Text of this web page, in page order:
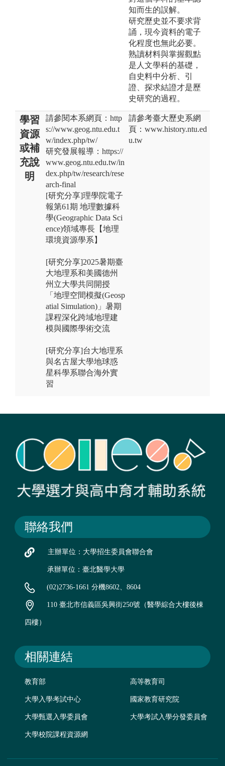
知而生的誤解。
研究歷史並不要求背
誦，現今資料的電子
化程度也無此必要。
熟讀材料與掌握觀點
是人文學科的基礎，
自史料中分析、引
證、探求結證才是歷
史研究的過程。
學習
資源
或補
充說
明
請參閱本系網頁：http
s://www.geog.ntu.edu.t
w/index.php/tw/
研究發展報導：https://
www.geog.ntu.edu.tw/in
dex.php/tw/research/rese
arch-final
[研究分享]理學院電子
報第61期 地理數據科
學(Geographic Data Sci
ence)領域專長【地理
環境資源學系】
[研究分享]2025暑期臺
大地理系和美國德州
州立大學共同開授
「地理空間模擬(Geosp
atial Simulation)」暑期
課程深化跨域地理建
模與國際學術交流
[研究分享]台大地理系
與名古屋大學地球惑
星科學系聯合海外實
習
請參考臺大歷史系網
頁：www.history.ntu.ed
u.tw
聯絡我們
主辦單位：大學招生委員會聯合會
承辦單位：臺北醫學大學
(02)2736-1661 分機8602、8604
110 臺北市信義區吳興街250號（醫學綜合大樓後棟
四樓）
相關連結
教育部 高等教育司
大學入學考試中心 國家教育研究院
大學甄選入學委員會 大學考試入學分發委員會
大學校院課程資源網